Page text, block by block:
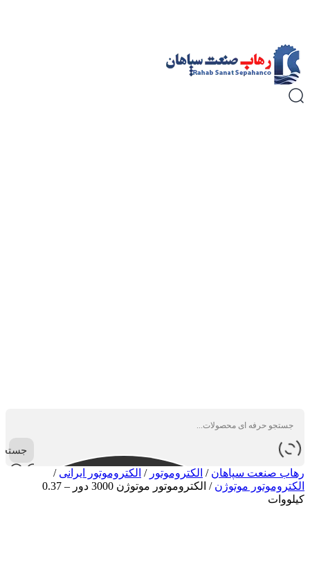
رهاب صنعت سپاهان / الکتروموتور / الکتروموتور ایرانی /
الکتروموتور موتوژن /
الکتروموتور موتوژن 3000 دور – 0.37
کیلووات